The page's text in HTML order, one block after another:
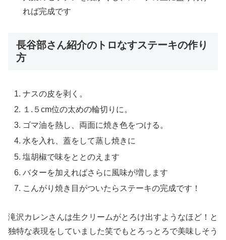
れば完成です
長谷部さん紹介のトロなすステーキの作り
方
ナスの皮を剥く。
１.５cm位の太めの輪切りに。
ゴマ油を熱し、両面に焼き色をつける。
水を入れ、蓋をして蒸し焼きに
塩胡椒で味をととのえます
バターを加えればさらに風味が増します
こんがり焼き目がついたらステーキの完成です！
滝沢カレンさんは生クリームがとろけ出すようなほど！と
独特な表現をしていました笑でもとろっとろで美味しそう